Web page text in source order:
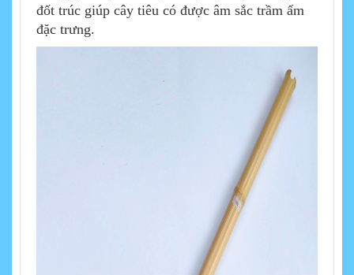
đốt trúc giúp cây tiêu có được âm sắc trầm ấm
đặc trưng.